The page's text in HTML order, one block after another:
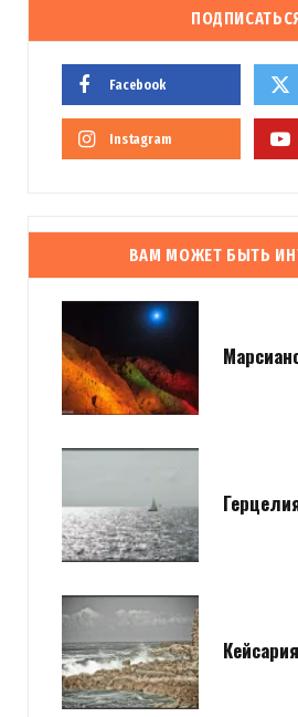
Facebook
Instagram
ВАМ МОЖЕТ БЫТЬ
Кейсария